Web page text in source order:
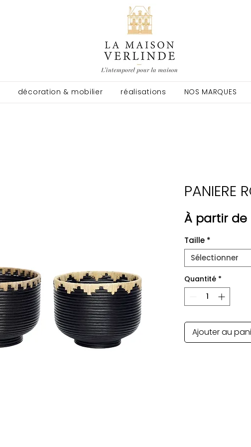
décoration & mobilier réalisations NOS MARQUES
PANIERE
À partir de
Taille *
Sélectionner
Quantité *
Ajouter au